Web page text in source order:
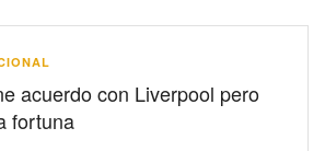
acuerdo con Liverpool pero
fortuna